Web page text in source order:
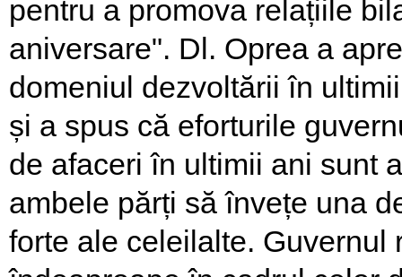
pentru a promova relațiile
aniversare". Dl. Oprea a
domeniul dezvoltării în
și a spus că eforturile
de afaceri în ultimii ani sunt
ambele părți să învețe una
forte ale celeilalte. Guvernul